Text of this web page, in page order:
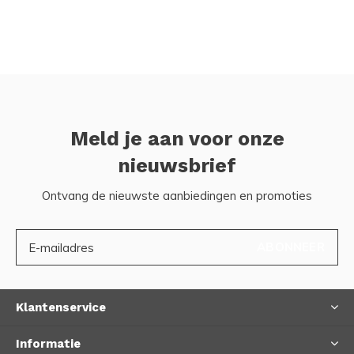
Meld je aan voor onze
nieuwsbrief
Ontvang de nieuwste aanbiedingen en promoties
Klantenservice
Informatie